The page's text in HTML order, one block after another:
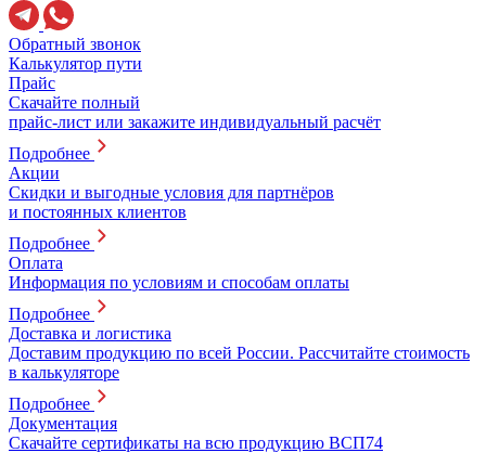
Обратный звонок
Калькулятор пути
Прайс
Скачайте полный
прайс-лист или закажите индивидуальный расчёт
Подробнее
Акции
Скидки и выгодные условия для партнёров
и постоянных клиентов
Подробнее
Оплата
Информация по условиям и способам оплаты
Подробнее
Доставка и логистика
Доставим продукцию по всей России. Рассчитайте стоимость
в калькуляторе
Подробнее
Документация
Скачайте сертификаты на всю продукцию ВСП74